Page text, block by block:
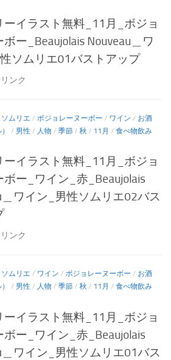
ーイラスト無料_11月_ボジョ
ボー_Beaujolais Nouveau＿ワ
ソムリエ01バストアップ
ンク
ソムリエ / ボジョレーヌーボー / ワイン / お酒
/ 男性 / 人物 / 季節 / 秋 / 11月 / 食べ物飲み
ーイラスト無料_11月_ボジョ
ボー_ワイン_赤_Beaujolais
＿ワイン_男性ソムリエ02バス
ンク
ソムリエ / ワイン / ボジョレーヌーボー / お酒
/ 男性 / 人物 / 季節 / 秋 / 11月 / 食べ物飲み
ーイラスト無料_11月_ボジョ
ボー_ワイン_赤_Beaujolais
＿ワイン_男性ソムリエ01バス